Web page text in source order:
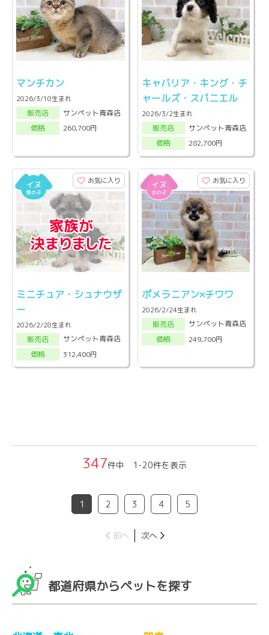
マンチカン
2026/3/10生まれ
販売店
サンペット青森店
価格
260,700円
キャバリア・キング・チ
ャールズ・スパニエル
2026/3/2生まれ
販売店
サンペット青森店
価格
282,700円
お気に入り
ミニチュア・シュナウザ
ー
2026/2/28生まれ
販売店
サンペット青森店
価格
312,400円
お気に入り
ポメラニアン×チワワ
2026/2/24生まれ
販売店
サンペット青森店
価格
249,700円
347件中 1-20件を表示
1 2 3 4 5
前へ 次へ
都道府県からペットを探す